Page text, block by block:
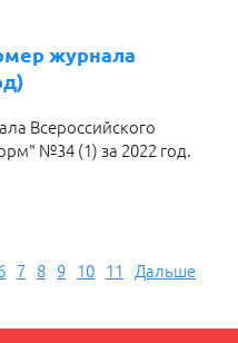
журнала
Всероссийского
№34 (1) за 2022 год.
7 8 9 10 11
Дальше